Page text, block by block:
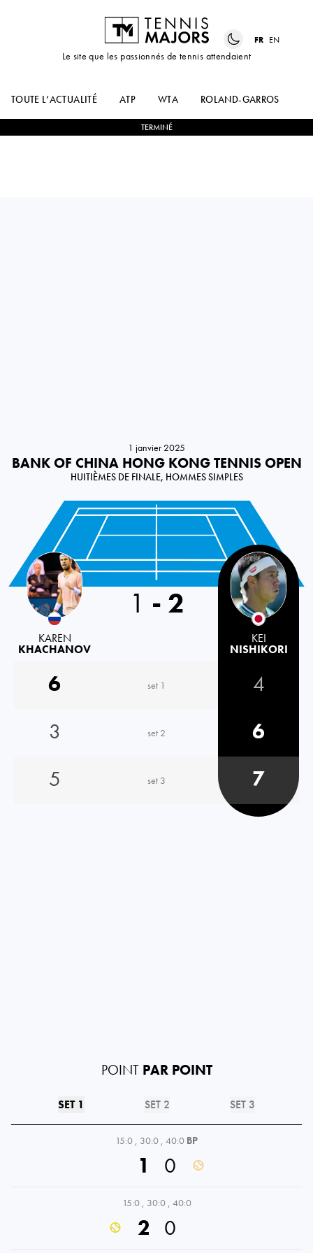
Le site que les passionnés de tennis attendaient
FR EN
TOUTE L’ACTUALITÉ ATP WTA ROLAND-GARROS
TERMINÉ
1 janvier 2025
BANK OF CHINA HONG KONG TENNIS OPEN
HUITIÈMES DE FINALE, HOMMES SIMPLES
Russia
KAREN
KHACHANOV
1 - 2
KEI
NISHIKORI
6 set 1
4
3
set 2
6
5
set 3 7
POINT PAR POINT
SET 1 SET 2 SET 3
15:0 , 30:0 , 40:0 BP
1 0
15:0 , 30:0 , 40:0
2 0